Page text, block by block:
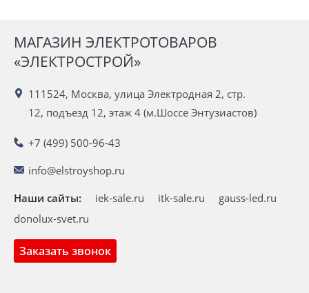
МАГАЗИН ЭЛЕКТРОТОВАРОВ
«ЭЛЕКТРОСТРОЙ»
111524, Москва, улица Электродная 2, стр.
12, подъезд 12, этаж 4 (м.Шоссе Энтузиастов)
+7 (499) 500-96-43
info@elstroyshop.ru
Заказать звонок
Наши сайты: iek-sale.ru itk-sale.ru
gauss-led.ru
donolux-svet.ru